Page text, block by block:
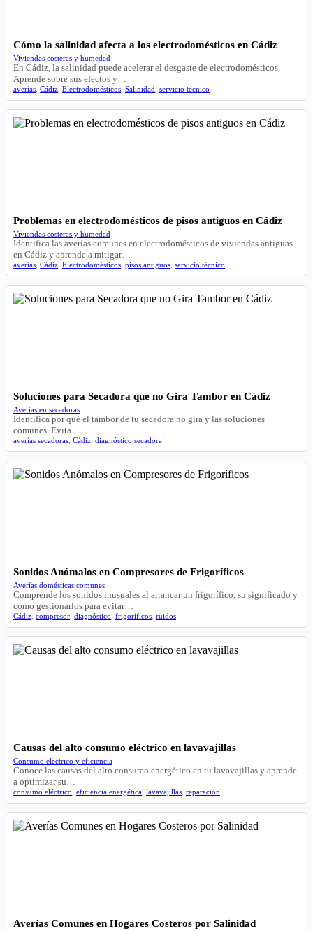
Cómo la salinidad afecta a los electrodomésticos en Cádiz
Viviendas costeras y humedad
En Cádiz, la salinidad puede acelerar el desgaste de electrodomésticos.
Aprende sobre sus efectos y…
averías Cádiz Electrodomésticos Salinidad servicio técnico
Problemas en electrodomésticos de pisos antiguos en Cádiz
Viviendas costeras y humedad
Identifica las averías comunes en electrodomésticos de viviendas antiguas
en Cádiz y aprende a mitigar…
averías Cádiz Electrodomésticos pisos antiguos servicio técnico
Soluciones para Secadora que no Gira Tambor en Cádiz
Averías en secadoras
Identifica por qué el tambor de tu secadora no gira y las soluciones
comunes. Evita…
averías secadoras Cádiz diagnóstico secadora
Sonidos Anómalos en Compresores de Frigoríficos
Averías domésticas comunes
Comprende los sonidos inusuales al arrancar un frigorífico, su significado y
cómo gestionarlos para evitar…
Cádiz compresor diagnóstico frigoríficos ruidos
Causas del alto consumo eléctrico en lavavajillas
Consumo eléctrico y eficiencia
Conoce las causas del alto consumo energético en tu lavavajillas y aprende
a optimizar su…
consumo eléctrico eficiencia energética lavavajillas reparación
Averías Comunes en Hogares Costeros por Salinidad